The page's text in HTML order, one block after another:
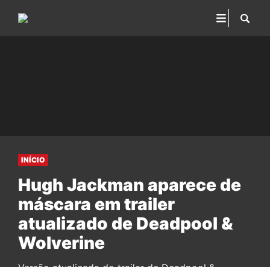
INÍCIO
Hugh Jackman aparece de
máscara em trailer
atualizado de Deadpool &
Wolverine